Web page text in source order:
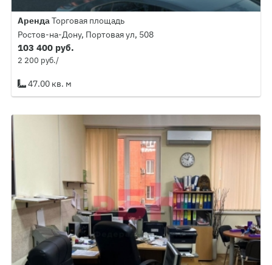
Аренда Торговая площадь
Ростов-на-Дону, Портовая ул, 508
103 400 руб.
2 200 руб./
47.00 кв. м